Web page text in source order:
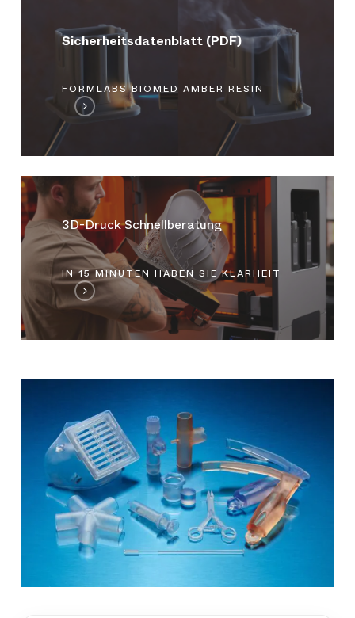
Sicherheitsdatenblatt (PDF)
FORMLABS BIOMED AMBER RESIN
Formlabs
BioMed
(PDF)
3D-Druck Schnellberatung
IN 15 MINUTEN HABEN SIE KLARHEIT
In
einem
kompakten
Webtermin
prüfen
gemeinsam
Ihre
Anforderungen
für